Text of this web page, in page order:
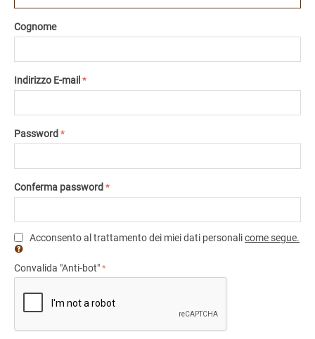
Cognome
Indirizzo E-mail
Password
Conferma password
Acconsento al trattamento dei miei dati personalicome segue.
Convalida "Anti-bot"